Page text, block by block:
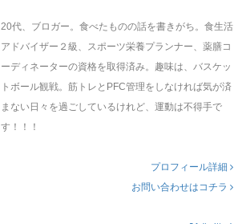
20代、ブロガー。食べたものの話を書きがち。食生活
アドバイザー２級、スポーツ栄養プランナー、薬膳コ
ーディネーターの資格を取得済み。趣味は、バスケッ
トボール観戦。筋トレとPFC管理をしなければ気が済
まない日々を過ごしているけれど、運動は不得手で
す！！！
プロフィール詳細
お問い合わせはコチラ